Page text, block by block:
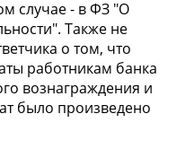
случае - в ФЗ "О
Также не
о том, что
работникам банка
вознаграждения и
было произведено